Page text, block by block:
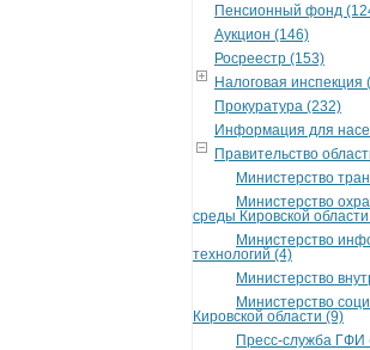
Пенсионный фонд
Аукцион (146)
Росреестр (153)
Налоговая инспекция
Прокуратура (232)
Информация для
Правительство
Министерство
Министерство
среды Кировской
Министерство
технологий (4)
Министерство
Министерство
Кировской области (9)
Пресс-служба ГФИ